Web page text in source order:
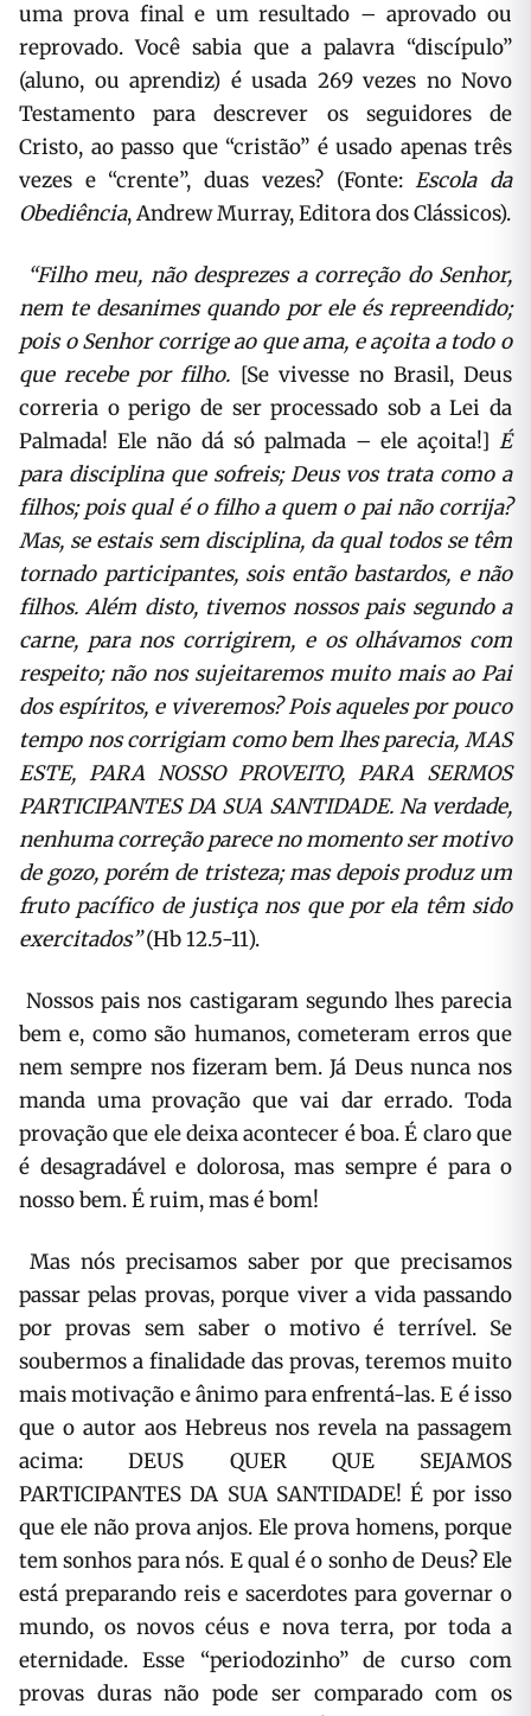
uma prova final e um resultado – aprovado ou
reprovado. Você sabia que a palavra “discípulo”
(aluno, ou aprendiz) é usada 269 vezes no Novo
Testamento para descrever os seguidores de
Cristo, ao passo que “cristão” é usado apenas três
vezes e “crente”, duas vezes? (Fonte:Escola da
Obediência, Andrew Murray, Editora dos Clássicos).
“Filho meu, não desprezes a correção do Senhor,
nem te desanimes quando por ele és repreendido;
pois o Senhor corrige ao que ama, e açoita a todo o
que recebe por filho. [Se vivesse no Brasil, Deus
correria o perigo de ser processado sob a Lei da
Palmada! Ele não dá só palmada – ele açoita!] É
para disciplina que sofreis; Deus vos trata como a
filhos; pois qual é o filho a quem o pai não corrija?
Mas, se estais sem disciplina, da qual todos se têm
tornado participantes, sois então bastardos, e não
filhos. Além disto, tivemos nossos pais segundo a
carne, para nos corrigirem, e os olhávamos com
respeito; não nos sujeitaremos muito mais ao Pai
dos espíritos, e viveremos? Pois aqueles por pouco
tempo nos corrigiam como bem lhes parecia, MAS
ESTE, PARA NOSSO PROVEITO, PARA SERMOS
PARTICIPANTES DA SUA SANTIDADE. Na verdade,
nenhuma correção parece no momento ser motivo
de gozo, porém de tristeza; mas depois produz um
fruto pacífico de justiça nos que por ela têm sido
exercitados”(Hb 12.5-11).
Nossos pais nos castigaram segundo lhes parecia
bem e, como são humanos, cometeram erros que
nem sempre nos fizeram bem. Já Deus nunca nos
manda uma provação que vai dar errado. Toda
provação que ele deixa acontecer é boa. É claro que
é desagradável e dolorosa, mas sempre é para o
nosso bem. É ruim, mas é bom!
Mas nós precisamos saber por que precisamos
passar pelas provas, porque viver a vida passando
por provas sem saber o motivo é terrível. Se
soubermos a finalidade das provas, teremos muito
mais motivação e ânimo para enfrentá-las. E é isso
que o autor aos Hebreus nos revela na passagem
acima: DEUS QUER QUE SEJAMOS
PARTICIPANTES DA SUA SANTIDADE! É por isso
que ele não prova anjos. Ele prova homens, porque
tem sonhos para nós. E qual é o sonho de Deus? Ele
está preparando reis e sacerdotes para governar o
mundo, os novos céus e nova terra, por toda a
eternidade. Esse “periodozinho” de curso com
provas duras não pode ser comparado com os